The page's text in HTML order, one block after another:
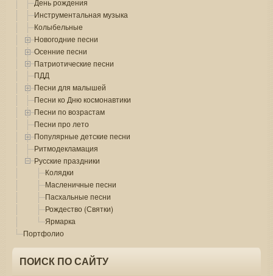
День рождения
Инструментальная музыка
Колыбельные
Новогодние песни
Осенние песни
Патриотические песни
ПДД
Песни для малышей
Песни ко Дню космонавтики
Песни по возрастам
Песни про лето
Популярные детские песни
Ритмодекламация
Русские праздники
Колядки
Масленичные песни
Пасхальные песни
Рождество (Святки)
Ярмарка
Портфолио
ПОИСК ПО САЙТУ